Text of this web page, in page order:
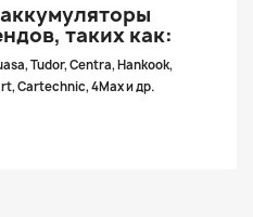
таких как:
Tudor, Centra, Hankook,
Cartechnic, 4Max и др.